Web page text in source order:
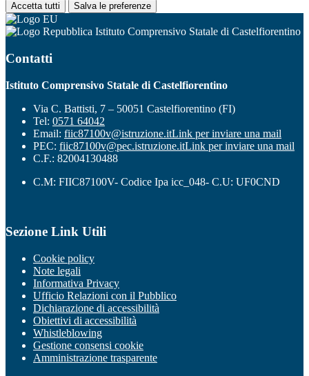
Accetta tutti Salva le preferenze
Istituto Comprensivo Statale di Castelfiorentino
Contatti
Istituto Comprensivo Statale di Castelfiorentino
Via C. Battisti, 7 – 50051 Castelfiorentino (FI)
Tel: 0571 64042
Email: fiic87100v@istruzione.itLink per inviare una mail
PEC: fiic87100v@pec.istruzione.itLink per inviare una mail
C.F.: 82004130488
C.M: FIIC87100V- Codice Ipa icc_048- C.U: UF0CND
Sezione Link Utili
Cookie policy
Note legali
Informativa Privacy
Ufficio Relazioni con il Pubblico
Dichiarazione di accessibilità
Obiettivi di accessibilità
Whistleblowing
Gestione consensi cookie
Amministrazione trasparente